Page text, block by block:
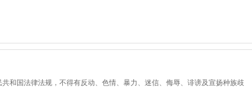
和国法律法规，不得有反动、色情、暴力、迷信、侮辱、诽谤及宣扬种族歧